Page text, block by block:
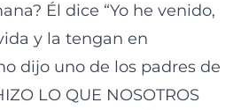
Él dice “Yo he venido,
y la tengan en
dijo uno de los padres de
LO QUE NOSOTROS